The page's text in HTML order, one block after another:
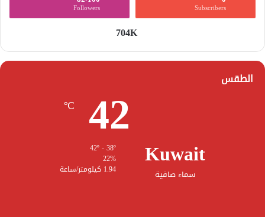
Subscribers
Followers
704K
الطقس
Kuwait
سماء صافية
42
℃
22%
1.94 كيلومتر/ساعة